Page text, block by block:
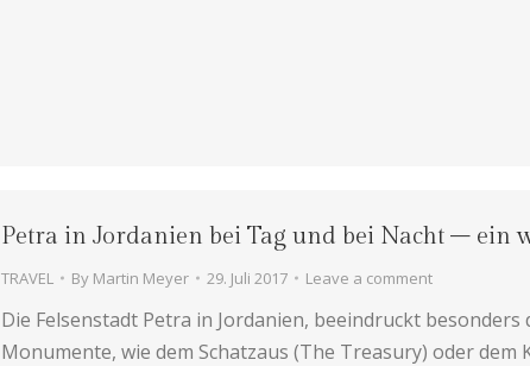
Petra in Jordanien bei Tag und bei Nacht – ein
TRAVEL By Martin Meyer 29. Juli 2017 Leave a comment
Die Felsenstadt Petra in Jordanien, beeindruckt
Monumente, wie dem Schatzaus (The Treasury) oder